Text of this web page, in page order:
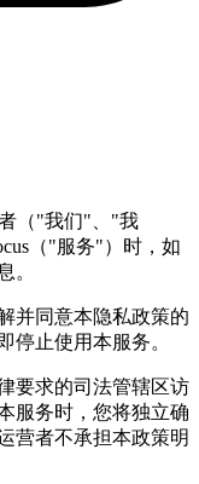
（"我们"、"我
（"服务"）时，如
。
并同意本隐私政策的
停止使用本服务。
要求的司法管辖区访
服务时，您将独立确
营者不承担本政策明